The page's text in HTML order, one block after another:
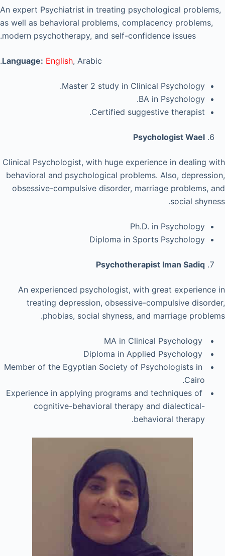
An expert Psychiatrist in treating psychological problems,
as well as behavioral problems, complacency problems,
modern psychotherapy, and self-confidence issues.
Language: English, Arabic.
Master 2 study in Clinical Psychology.
BA in Psychology.
Certified suggestive therapist.
Psychologist Wael
Clinical Psychologist, with huge experience in dealing with
behavioral and psychological problems. Also, depression,
obsessive-compulsive disorder, marriage problems, and
social shyness.
Ph.D. in Psychology
Diploma in Sports Psychology
Psychotherapist Iman Sadiq
An experienced psychologist, with great experience in
treating depression, obsessive-compulsive disorder,
phobias, social shyness, and marriage problems.
Member of the Egyptian Society of Psychologists in
Cairo.
Experience in applying programs and techniques of
cognitive-behavioral therapy and dialectical-
behavioral therapy.